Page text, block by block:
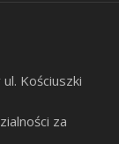
Kościuszki
za